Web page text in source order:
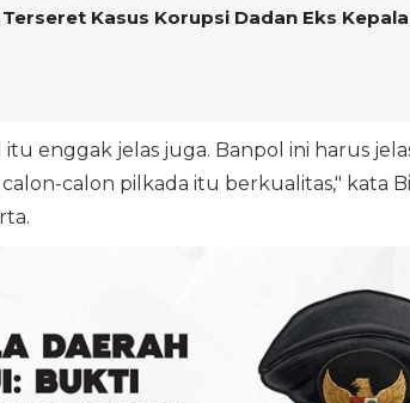
Kasus Korupsi Dadan Eks Kepala
enggak jelas juga. Banpol ini harus
calon pilkada itu berkualitas," kata